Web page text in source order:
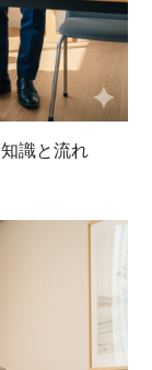
識と流れ